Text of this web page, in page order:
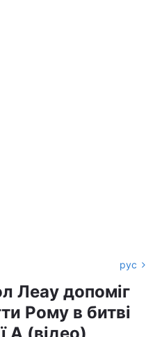
рус
Леау допоміг
Рому в битві